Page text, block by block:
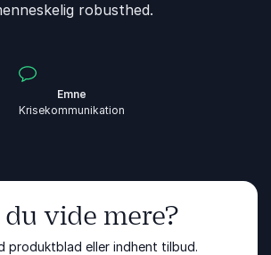
robusthed.
Emne
Krisekommunikation
vide mere?
produktblad eller indhent tilbud.